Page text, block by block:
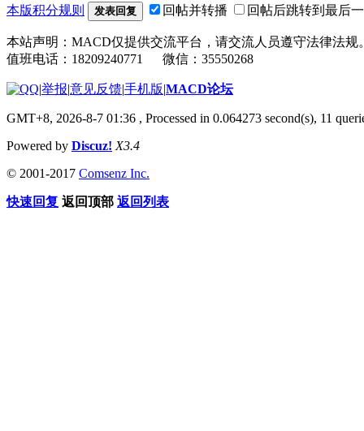
本版积分规则 发表回复 回帖并转播 回帖后跳转到最后
本站声明：MACD仅提供交流平台，请交流人员遵守法律法规
值班电话：18209240771 微信：35550268
|举报|意见反馈|手机版|MACD论坛
GMT+8, 2026-8-7 01:36 , Processed in 0.064273 second(s), 11
Powered by Discuz! X3.4
© 2001-2017 Comsenz Inc.
快速回复 返回顶部 返回列表